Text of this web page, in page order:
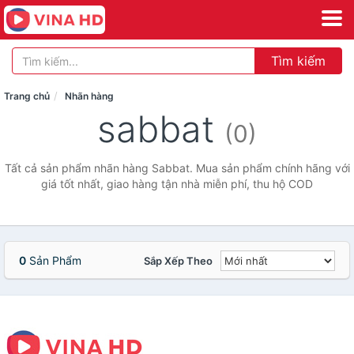
Tìm kiếm
Trang chủ Nhãn hàng
sabbat (0)
Tất cả sản phẩm nhãn hàng Sabbat. Mua sản phẩm chính hãng với
giá tốt nhất, giao hàng tận nhà miễn phí, thu hộ COD
0 Sản Phẩm Sắp Xếp Theo